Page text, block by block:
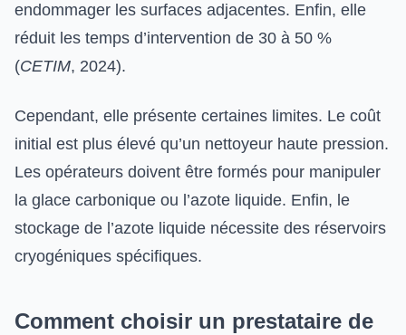
endommager les surfaces adjacentes. Enfin, elle
réduit les temps d’intervention de 30 à 50 %
(CETIM, 2024).
Cependant, elle présente certaines limites. Le coût
initial est plus élevé qu’un nettoyeur haute pression.
Les opérateurs doivent être formés pour manipuler
la glace carbonique ou l’azote liquide. Enfin, le
stockage de l’azote liquide nécessite des réservoirs
cryogéniques spécifiques.
Comment choisir un prestataire de